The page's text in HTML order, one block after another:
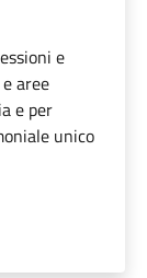
e
aree
e per
unico